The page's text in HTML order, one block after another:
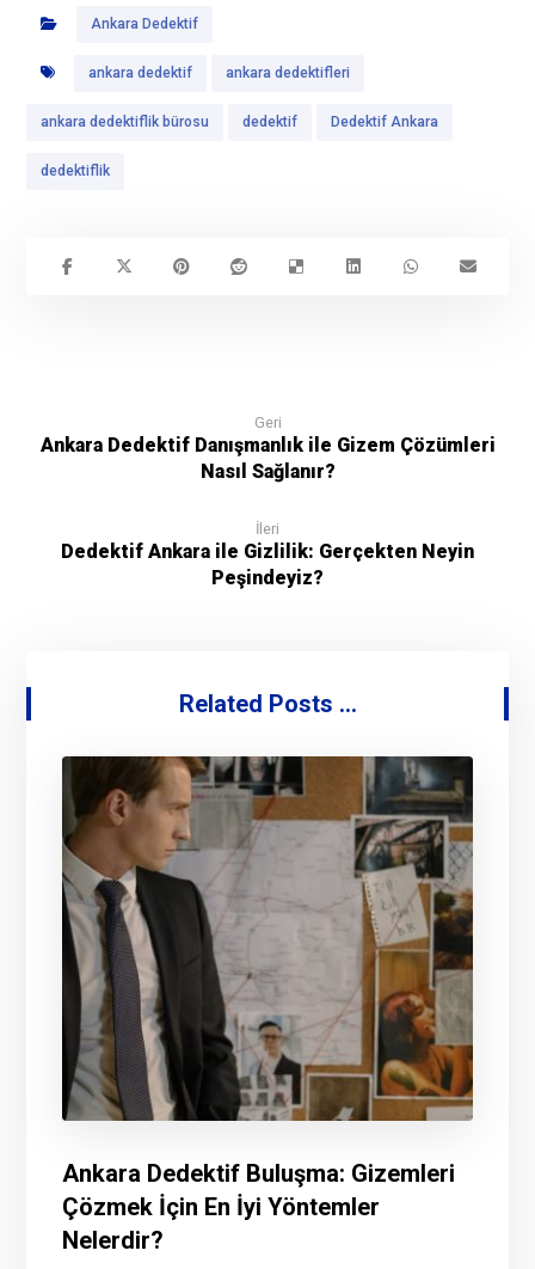
Ankara Dedektif
ankara dedektif ankara dedektifleri
ankara dedektiflik bürosu dedektif Dedektif Ankara
dedektiflik
Geri
Ankara Dedektif Danışmanlık ile Gizem Çözümleri
Nasıl Sağlanır?
İleri
Dedektif Ankara ile Gizlilik: Gerçekten Neyin
Peşindeyiz?
Related Posts ...
Ankara Dedektif Buluşma: Gizemleri
Çözmek İçin En İyi Yöntemler
Nelerdir?